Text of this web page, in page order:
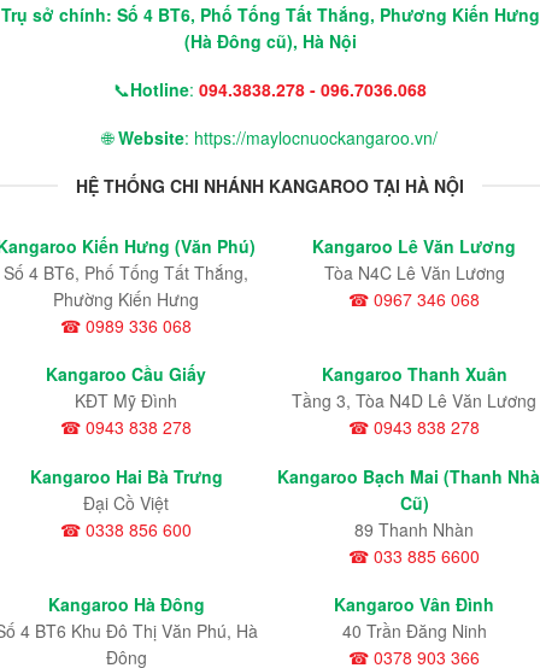
Trụ sở chính: Số 4 BT6, Phố Tống Tất Thắng, Phương Kiến Hưng
(Hà Đông cũ), Hà Nội
📞Hotline: 094.3838.278 - 096.7036.068
🌐Website: https://maylocnuockangaroo.vn/
HỆ THỐNG CHI NHÁNH KANGAROO TẠI HÀ NỘI
Kiến Hưng (Văn Phú)
Số 4 BT6, Phố Tống Tất Thắng,
Phường Kiến Hưng
☎ 0989 336 068
Kangaroo Lê Văn Lương
Tòa N4C Lê Văn Lương
☎ 0967 346 068
Kangaroo Cầu Giấy
KĐT Mỹ Đình
☎ 0943 838 278
Kangaroo Thanh Xuân
Tầng 3, Tòa N4D Lê Văn Lương
☎ 0943 838 278
Kangaroo Hai Bà Trưng
Đại Cồ Việt
☎ 0338 856 600
Kangaroo Bạch Mai (Thanh
Cũ)
89 Thanh Nhàn
☎ 033 885 6600
Kangaroo Hà Đông
4 BT6 Khu Đô Thị Văn Phú, Hà
Đông
Kangaroo Vân Đình
40 Trần Đăng Ninh
☎ 0378 903 366